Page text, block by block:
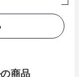
商品